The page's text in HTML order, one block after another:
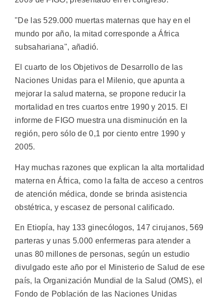
"De las 529.000 muertas maternas que hay en el
mundo por año, la mitad corresponde a África
subsahariana", añadió.
El cuarto de los Objetivos de Desarrollo de las
Naciones Unidas para el Milenio, que apunta a
mejorar la salud materna, se propone reducir la
mortalidad en tres cuartos entre 1990 y 2015. El
informe de FIGO muestra una disminución en la
región, pero sólo de 0,1 por ciento entre 1990 y
2005.
Hay muchas razones que explican la alta mortalidad
materna en África, como la falta de acceso a centros
de atención médica, donde se brinda asistencia
obstétrica, y escasez de personal calificado.
En Etiopía, hay 133 ginecólogos, 147 cirujanos, 569
parteras y unas 5.000 enfermeras para atender a
unas 80 millones de personas, según un estudio
divulgado este año por el Ministerio de Salud de ese
país, la Organización Mundial de la Salud (OMS), el
Fondo de Población de las Naciones Unidas